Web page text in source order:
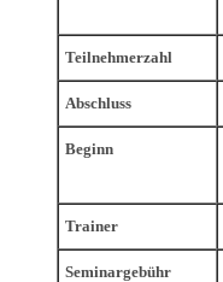
Teilnehmerzahl
Abschluss
Beginn
Trainer
Seminargebühr